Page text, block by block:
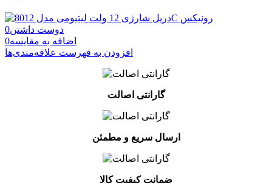
دوست داشتن0
اضافه به مقایسه0
افزودن به فهرست علاقه‌مندی‌ها
گارانتی اصالت
ارسال سریع و مطمئن
ضمانت کیفیت کالا